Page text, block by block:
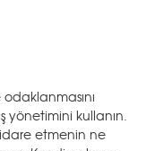
yönetimini kullanın.
idare etmenin ne